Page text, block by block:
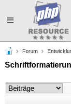
Toggle
navigation
Forum